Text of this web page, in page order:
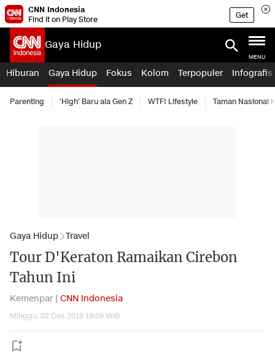
CNN Indonesia
Find it on Play Store
Get
Gaya Hidup
MENU
Hiburan Gaya Hidup Fokus Kolom Terpopuler Infografis
Parenting 'High' Baru ala Gen Z WTF! Lifestyle Taman Nasional
Gaya Hidup Travel
Tour D'Keraton Ramaikan Cirebon
Tahun Ini
Kemenpar | CNN Indonesia
Minggu, 02 Des 2018 19:09 WIB